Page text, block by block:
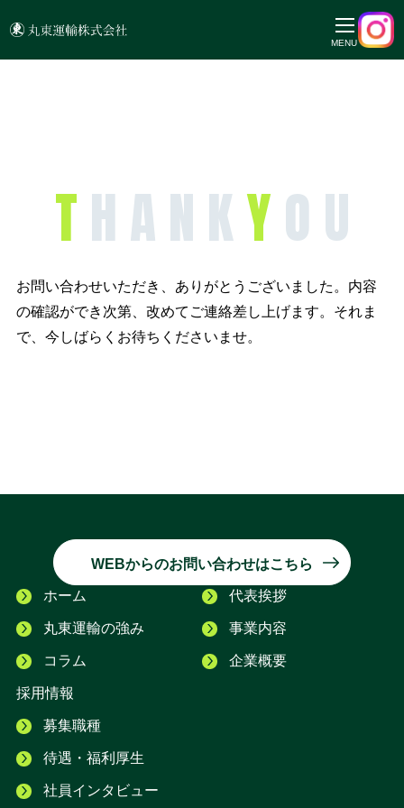
MENU
TH A N KYO U
お問い合わせいただき、ありがとうございました。 内容
の確認ができ次第、改めてご連絡差し上げます。 それま
で、今しばらくお待ちくださいませ。
WEBからのお問い合わせはこちら
ホーム 代表挨拶
丸東運輸の強み 事業内容
コラム 企業概要
採用情報
募集職種
待遇・福利厚生
社員インタビュー